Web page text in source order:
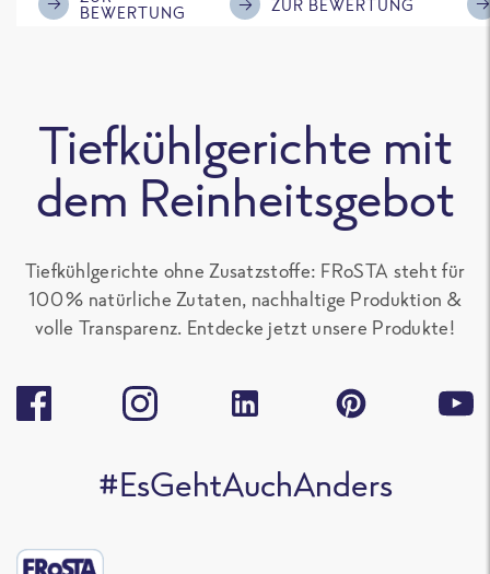
BEWERTUNG ZUR BEWERTUNG
Tiefkühlgerichte mit
dem Reinheitsgebot
Tiefkühlgerichte ohne Zusatzstoffe: FRoSTA steht für
100 % natürliche Zutaten, nachhaltige Produktion &
volle Transparenz. Entdecke jetzt unsere Produkte!
#EsGehtAuchAnders